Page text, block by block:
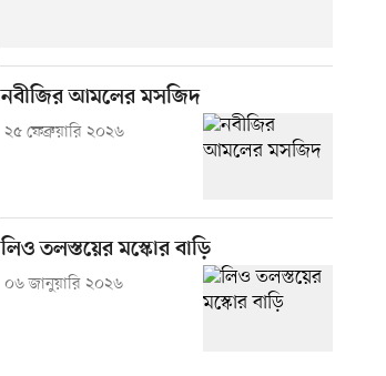
নবীজির আমলের মসজিদ
২৫ ফেব্রুয়ারি ২০২৬
লিও তলস্তয়ের মস্কোর বাড়ি
০৬ জানুয়ারি ২০২৬